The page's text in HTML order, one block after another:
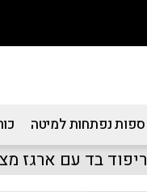
ספות נפתחות למיטה
בד עם ארגז